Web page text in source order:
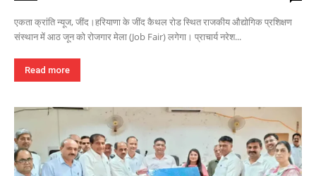
एकता क्रांति न्यूज, जींद।हरियाणा के जींद कैथल रोड स्थित राजकीय औद्योगिक प्रशिक्षण
संस्थान में आठ जून को रोजगार मेला (Job Fair) लगेगा। प्राचार्य नरेश...
Read more